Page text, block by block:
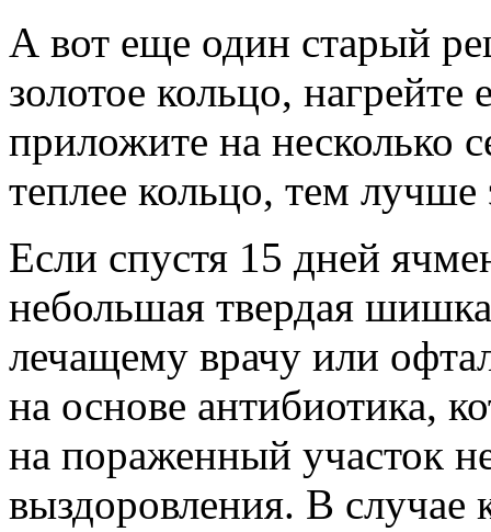
А вот еще один старый
золотое кольцо, нагрейте
приложите на несколько
теплее кольцо, тем лучше
Если спустя 15 дней
небольшая твердая
лечащему врачу или
на основе антибиотика,
на пораженный участок
выздоровления. В случае